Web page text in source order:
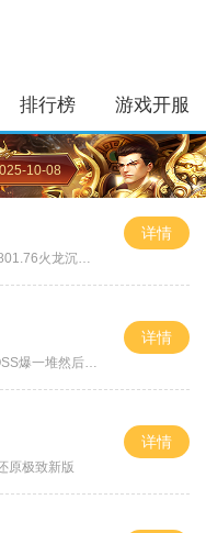
排行榜 游戏开服
10-08
火龙沉默微变
详情
一堆然后就起飞
详情
原极致新版
详情